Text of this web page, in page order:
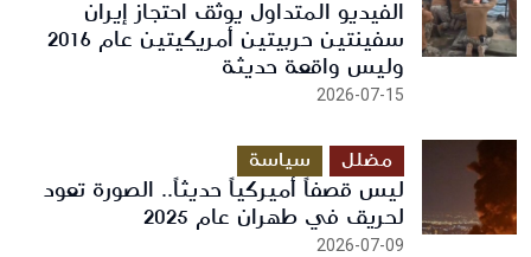
الفيديو المتداول يوثق احتجاز إيران
سفينتين حربيتين أمريكيتين عام 2016
وليس واقعة حديثة
2026-07-15
مضلل سياسة
ليس قصفاً أميركياً حديثاً.. الصورة تعود
لحريق في طهران عام 2025
2026-07-09